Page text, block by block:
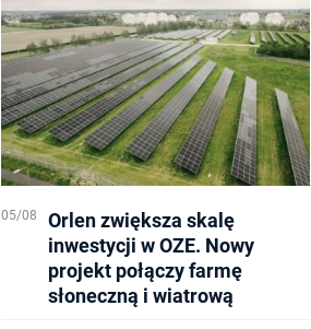
05/08
Orlen zwiększa skalę
inwestycji w OZE. Nowy
projekt połączy farmę
słoneczną i wiatrową